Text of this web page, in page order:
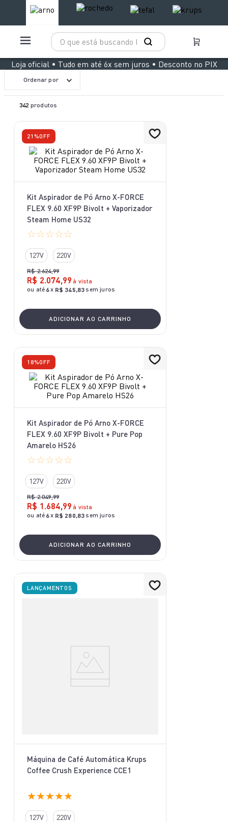
O que está buscando hoje?
Loja oficial • Tudo em até 6x sem juros • Desconto no PIX
Ordenar por
342 produtos
21%OFF
Kit Aspirador de Pó Arno X-FORCE
FLEX 9.60 XF9P Bivolt + Vaporizador
Steam Home US32
☆☆☆☆☆
127V 220V
R$ 2.624,99
R$ 2.074,99 à vista
ou até 6x R$ 345,83sem juros
ADICIONAR AO CARRINHO
18%OFF
Kit Aspirador de Pó Arno X-FORCE
FLEX 9.60 XF9P Bivolt + Pure Pop
Amarelo HS26
☆☆☆☆☆
127V 220V
R$ 2.049,99
R$ 1 .684,99 à vista
ou até 6x R$ 280,83sem juros
ADICIONAR AO CARRINHO
LANÇAMENTOS
Máquina de Café Automática Krups
Coffee Crush Experience CCE1
★★★★★
127V 220V
TERMOS MAIS BUSCADOS
º
2º
air fryer arno easy fry extra superfície
5º
duo power
6º
jogo panelas rochedo stone pro
7º
bake easy
8º
lightmix
9º
vaporizador pure pop
10º